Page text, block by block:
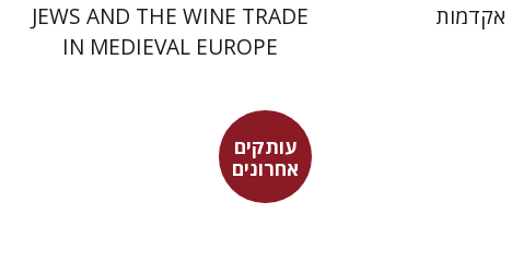
אקדמות
JEWS AND THE WINE TRADE
IN MEDIEVAL EUROPE
עותקים
אחרונים
דוד רוזנטל